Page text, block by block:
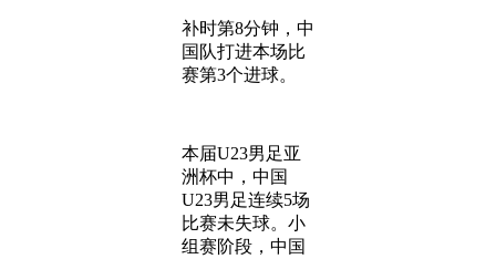
补时第8分钟，中
国队打进本场比
赛第3个进球。
本届U23男足亚
洲杯中，中国
U23男足连续5场
比赛未失球。小
组赛阶段，中国